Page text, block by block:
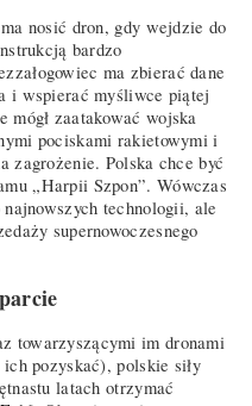
nosić dron, gdy wejdzie do
bardzo
ma zbierać dane
i wspierać myśliwce piątej
zaatakować wojska
pociskami rakietowymi i
zagrożenie. Polska chce być
„Harpii Szpon”. Wówczas
technologii, ale
supernowoczesnego
towarzyszącymi im dronami
pozyskać), polskie siły
latach otrzymać